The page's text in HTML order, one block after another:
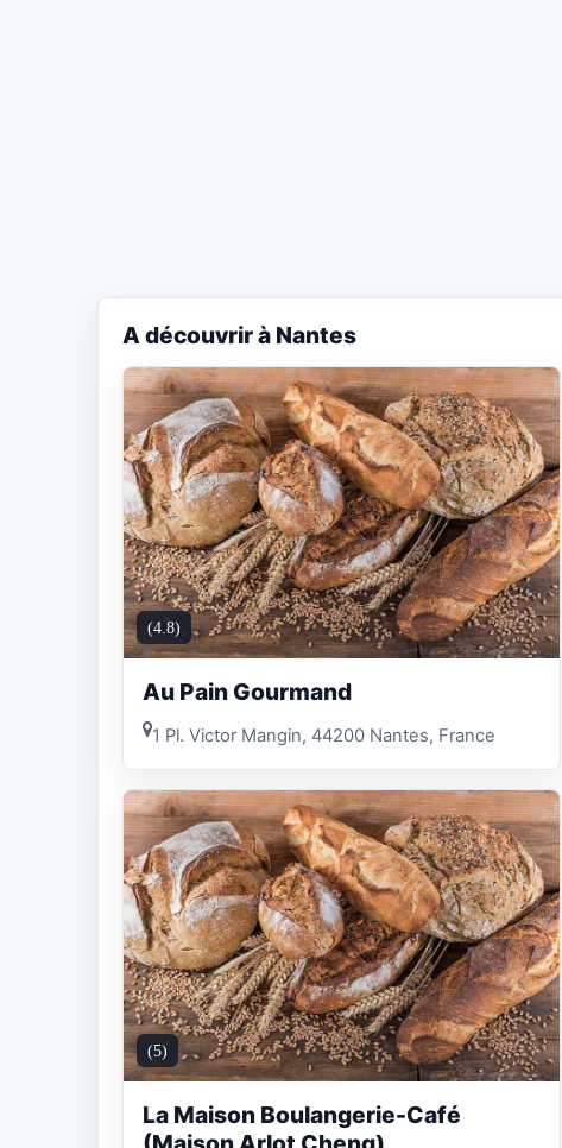
A découvrir à Nantes
(4.8)
Au Pain Gourmand
1 Pl. Victor Mangin, 44200 Nantes, France
(5)
La Maison Boulangerie-Café